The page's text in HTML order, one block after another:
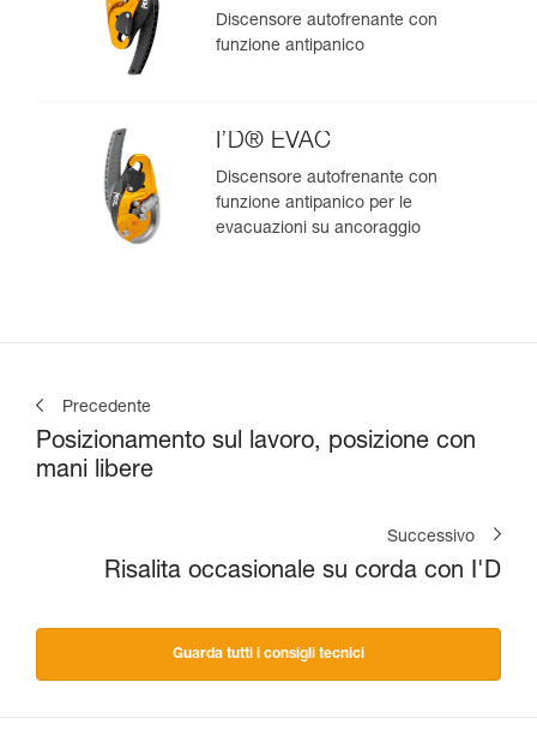
Discensore autofrenante con
funzione antipanico
I’D® EVAC
Discensore autofrenante con
funzione antipanico per le
evacuazioni su ancoraggio
Precedente
Posizionamento sul lavoro, posizione con
mani libere
Successivo
Risalita occasionale su corda con I'D
Guarda tutti i consigli tecnici